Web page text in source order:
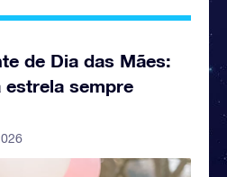
de Dia das Mães:
sempre